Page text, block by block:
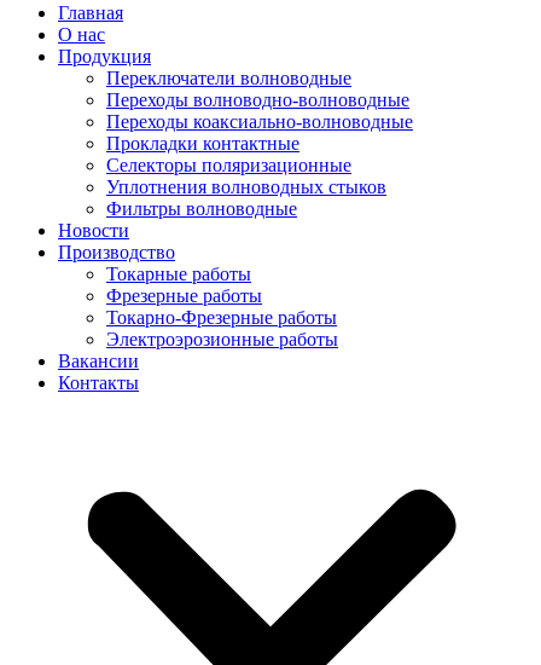
Главная
О нас
Продукция
Переключатели волноводные
Переходы волноводно-волноводные
Переходы коаксиально-волноводные
Прокладки контактные
Селекторы поляризационные
Уплотнения волноводных стыков
Фильтры волноводные
Новости
Производство
Токарные работы
Фрезерные работы
Токарно-Фрезерные работы
Электроэрозионные работы
Вакансии
Контакты